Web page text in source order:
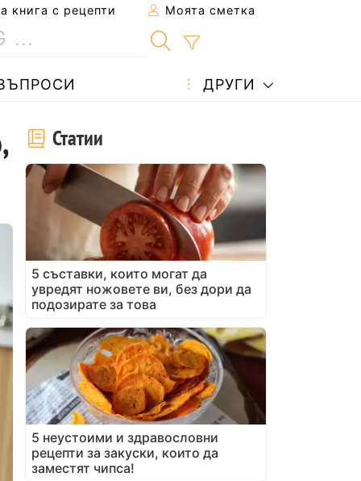
книга с рецепти Моята сметка
ДРУГИ
Статии
5 съставки, които могат да
увредят ножовете ви, без дори да
подозирате за това
5 неустоими и здравословни
рецепти за закуски, които да
заместят чипса!